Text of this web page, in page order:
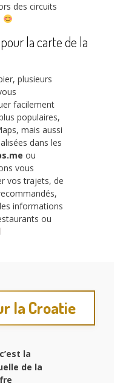
des circuits
la carte de la
plusieurs
facilement
populaires,
mais aussi
dans les
ou
vous
vos trajets, de
informations
ou
la Croatie
la
de la